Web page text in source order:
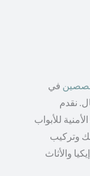
في
نقدم
للأبواب
وتركيب
والأثاث